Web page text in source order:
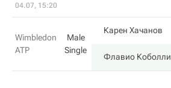
04.07, 15:20
Wimbledon
ATP
Male
Single
Карен Хачанов
Флавио Коболли